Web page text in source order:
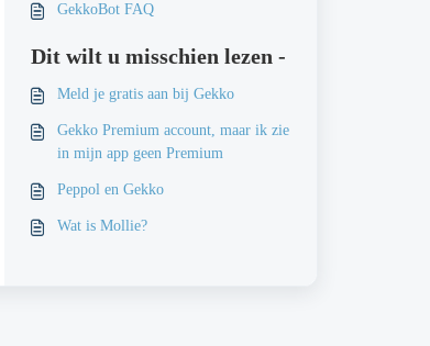
GekkoBot FAQ
Dit wilt u misschien lezen -
Meld je gratis aan bij Gekko
Gekko Premium account, maar ik zie
in mijn app geen Premium
Peppol en Gekko
Wat is Mollie?